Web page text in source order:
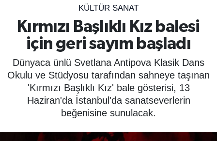
KÜLTÜR SANAT
Kırmızı Başlıklı Kız balesi
için geri sayım başladı
Dünyaca ünlü Svetlana Antipova Klasik Dans
Okulu ve Stüdyosu tarafından sahneye taşınan
'Kırmızı Başlıklı Kız' bale gösterisi, 13
Haziran'da İstanbul'da sanatseverlerin
beğenisine sunulacak.
ÇEVRE
YAŞAM
BİLİM - TEKNOLOJİ